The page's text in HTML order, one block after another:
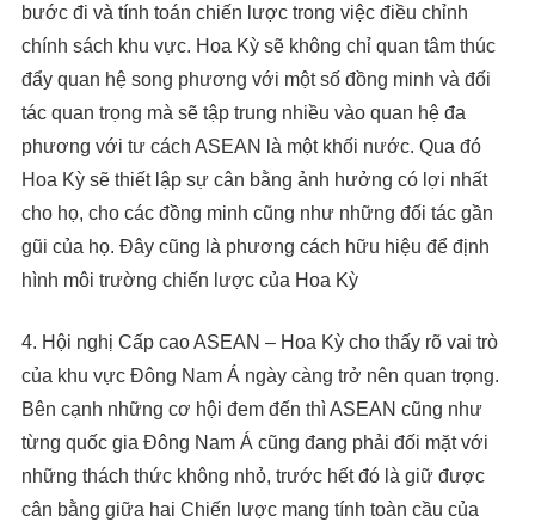
bước đi và tính toán chiến lược trong việc điều chỉnh
chính sách khu vực. Hoa Kỳ sẽ không chỉ quan tâm thúc
đẩy quan hệ song phương với một số đồng minh và đối
tác quan trọng mà sẽ tập trung nhiều vào quan hệ đa
phương với tư cách ASEAN là một khối nước. Qua đó
Hoa Kỳ sẽ thiết lập sự cân bằng ảnh hưởng có lợi nhất
cho họ, cho các đồng minh cũng như những đối tác gần
gũi của họ. Đây cũng là phương cách hữu hiệu để định
hình môi trường chiến lược của Hoa Kỳ
4. Hội nghị Cấp cao ASEAN – Hoa Kỳ cho thấy rõ vai trò
của khu vực Đông Nam Á ngày càng trở nên quan trọng.
Bên cạnh những cơ hội đem đến thì ASEAN cũng như
từng quốc gia Đông Nam Á cũng đang phải đối mặt với
những thách thức không nhỏ, trước hết đó là giữ được
cân bằng giữa hai Chiến lược mang tính toàn cầu của